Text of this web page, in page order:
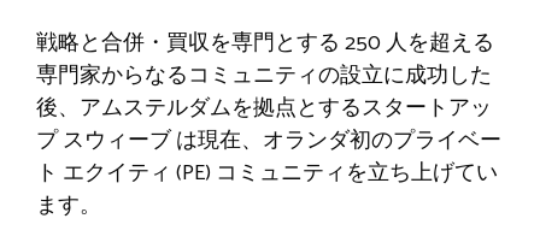
戦略と合併・買収を専門とする 250 人を超える
専門家からなるコミュニティの設立に成功した
後、アムステルダムを拠点とするスタートアッ
プスウィーブは現在、オランダ初のプライベー
ト エクイティ (PE) コミュニティを立ち上げてい
ます。